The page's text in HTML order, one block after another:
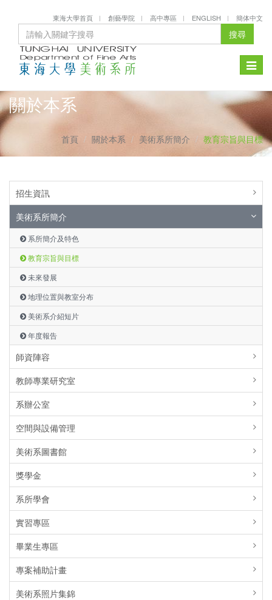
東海大學首頁 創藝學院 高中專區 ENGLISH 簡体中文
搜尋
Toggle
關於本系
首頁 關於本系 美術系所簡介 教育宗旨與目標
招生資訊
美術系所簡介
系所簡介及特色
教育宗旨與目標
未來發展
地理位置與教室分布
美術系介紹短片
年度報告
師資陣容
教師專業研究室
系辦公室
空間與設備管理
美術系圖書館
獎學金
系所學會
實習專區
畢業生專區
專案補助計畫
美術系照片集錦